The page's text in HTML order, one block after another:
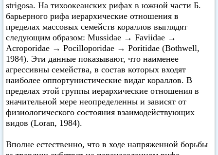
strigosa. На тихоокеанских рифах в южной части Б.
барьерного рифа иерархические отношения в
пределах массовых семейств кораллов выглядят
следующим образом: Mussidae → Faviidae →
Acroporidae → Pocilloporidae → Poritidae (Bothwell,
1984). Эти данные показывают, что наименее
агрессивны семейства, в состав которых входят
наиболее оппортунистические видаг кораллов. В
пределах этой группы иерархические отношения в
значительной мере неопределенны и зависят от
физиологического состояния взаимодействующих
видов (Loran, 1984).
Вполне естественно, что в ходе напряженной борьбы